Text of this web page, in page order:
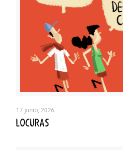
17 junio, 2026
LOCURAS